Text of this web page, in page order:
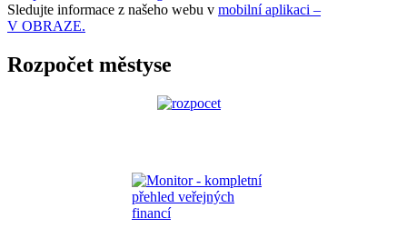
Sledujte informace z našeho webu v mobilní aplikaci –
V OBRAZE.
Rozpočet městyse